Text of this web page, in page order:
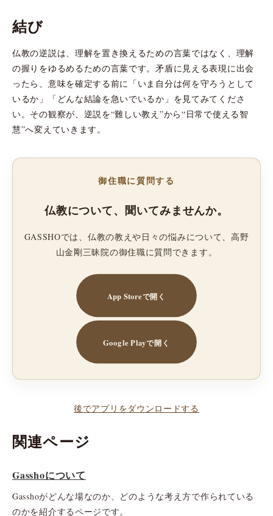
結び
仏教の逆説は、理解を置き換えるための言葉ではなく、理解
の握りをゆるめるための言葉です。矛盾に見える表現に出会
ったら、意味を確定する前に「いま自分は何を守ろうとして
いるか」「どんな結論を急いでいるか」を見てみてくださ
い。その観察が、逆説を“難しい教え”から“日常で使える智
慧”へ変えていきます。
御住職に質問する
仏教について、聞いてみませんか。
GASSHOでは、仏教の教えや日々の悩みについて、高野
山金剛三昧院の御住職に質問できます。
App Storeで開く
Google Playで開く
後でアプリをダウンロードする
関連ページ
Gasshoについて
Gasshoがどんな場なのか、どのような考え方で作られている
のかを紹介するページです。